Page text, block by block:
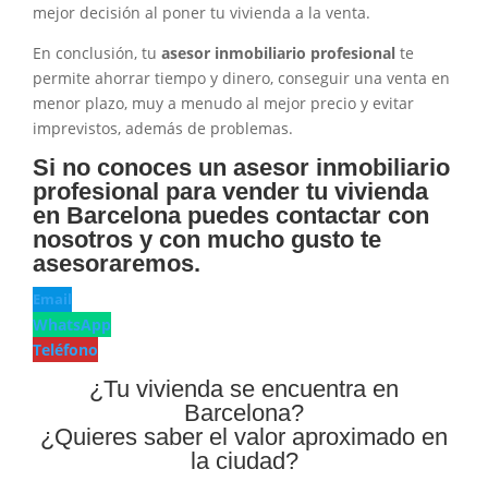
mejor decisión al poner tu vivienda a la venta.
En conclusión, tu asesor inmobiliario profesional te
permite ahorrar tiempo y dinero, conseguir una venta en
menor plazo, muy a menudo al mejor precio y evitar
imprevistos, además de problemas.
Si no conoces un asesor inmobiliario
profesional para vender tu vivienda
en Barcelona puedes contactar con
nosotros y con mucho gusto te
asesoraremos.
Email
WhatsApp
Teléfono
¿Tu vivienda se encuentra en
Barcelona?
¿Quieres saber el valor aproximado en
la ciudad?